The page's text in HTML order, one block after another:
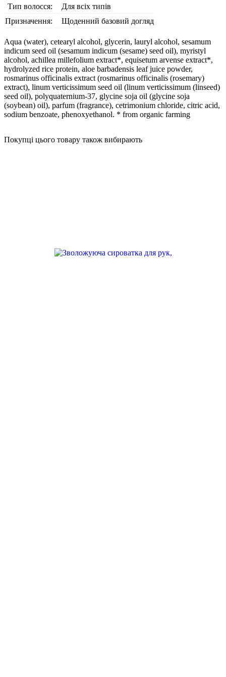
Тип волосся:
Для всіх типів
Призначення:
Щоденний базовий догляд
Aqua (water), cetearyl alcohol, glycerin, lauryl alcohol, sesamum
indicum seed oil (sesamum indicum (sesame) seed oil), myristyl
alcohol, achillea millefolium extract*, equisetum arvense extract*,
hydrolyzed rice protein, aloe barbadensis leaf juice powder,
rosmarinus officinalis extract (rosmarinus officinalis (rosemary)
extract), linum verticissimum seed oil (linum verticissimum (linseed)
seed oil), polyquaternium-37, glycine soja oil (glycine soja
(soybean) oil), parfum (fragrance), cetrimonium chloride, citric acid,
sodium benzoate, phenoxyethanol. * from organic farming
Покупці цього товару також вибирають